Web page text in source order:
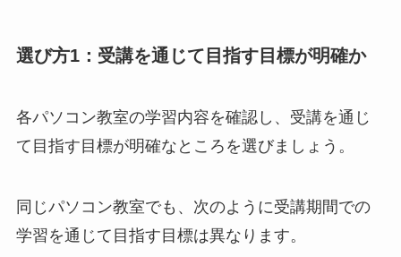
選び方1：受講を通じて目指す目標が明確か
各パソコン教室の学習内容を確認し、受講を通じ
て目指す目標が明確なところを選びましょう。
同じパソコン教室でも、次のように受講期間での
学習を通じて目指す目標は異なります。